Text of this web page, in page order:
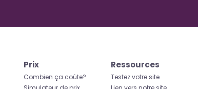
Prix
Combien ça coûte?
Ressources
Testez votre site